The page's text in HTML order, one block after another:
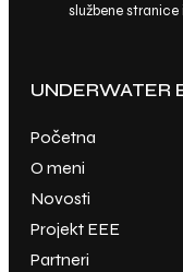
službene
UNDERWATER
Početna
O meni
Novosti
Projekt EEE
Partneri